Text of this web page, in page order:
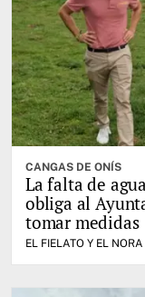
CANGAS DE ONÍS
La falta de
obliga al
tomar medidas
EL FIELATO Y EL NORA